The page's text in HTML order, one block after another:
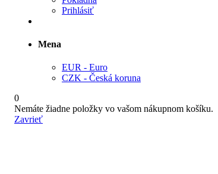
Prihlásiť
Mena
EUR - Euro
CZK - Česká koruna
0
Nemáte žiadne položky vo vašom nákupnom košíku.
Zavrieť